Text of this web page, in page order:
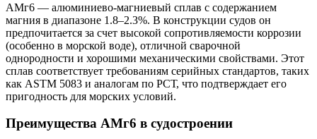
АМг6 — алюминиево-магниевый сплав с содержанием
магния в диапазоне 1.8–2.3%. В конструкции судов он
предпочитается за счет высокой сопротивляемости коррозии
(особенно в морской воде), отличной сварочной
однородности и хорошими механическими свойствами. Этот
сплав соответствует требованиям серийных стандартов, таких
как ASTM 5083 и аналогам по РСТ, что подтверждает его
пригодность для морских условий.
Преимущества АМг6 в судостроении